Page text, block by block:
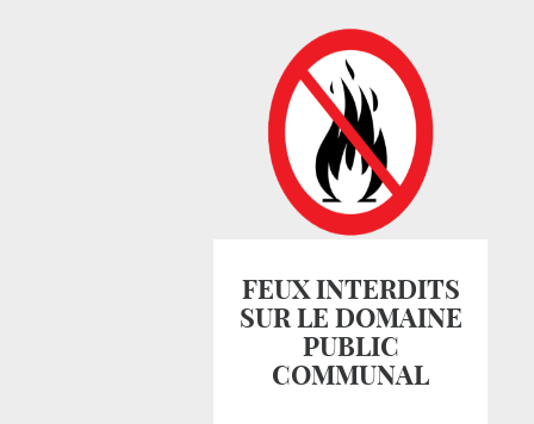
FEUX INTERDITS
SUR LE DOMAINE
PUBLIC
COMMUNAL